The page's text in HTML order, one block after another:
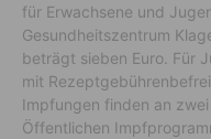
für Erwachsene und
Gesundheitszentrum
beträgt sieben Euro. Für
mit
Impfungen finden an
Öffentlichen